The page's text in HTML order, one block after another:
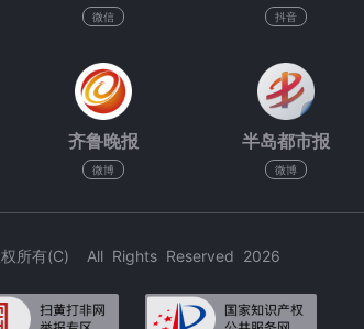
微信 抖音
齐鲁晚报
微博
半岛都市报
微博
所有(C) All Rights Reserved 2026